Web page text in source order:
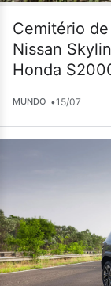
Cemitério
Nissan
Honda
MUNDO •15/07